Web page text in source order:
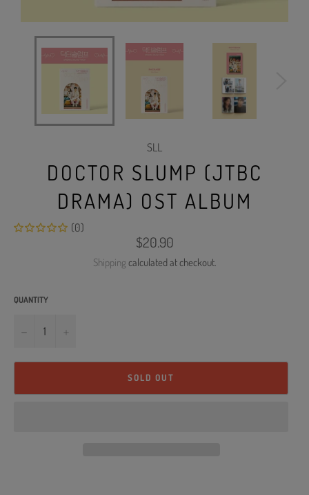
SLL
DOCTOR SLUMP (JTBC
DRAMA) OST ALBUM
(0)
Regular
price
$20.90
Shipping calculated at checkout.
QUANTITY
−
SOLD OUT